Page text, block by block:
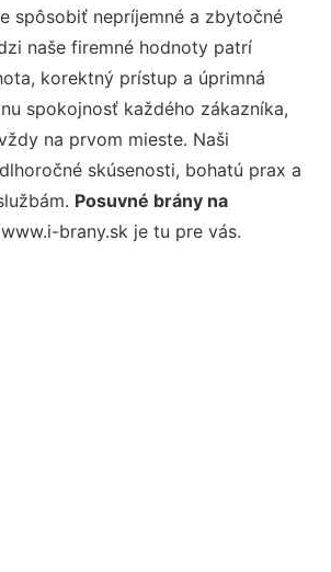
spôsobiť nepríjemné a zbytočné
naše firemné hodnoty patrí
korektný prístup a úprimná
spokojnosť každého zákazníka,
na prvom mieste. Naši
skúsenosti, bohatú prax a
Posuvné brány na
brany.sk je tu pre vás.